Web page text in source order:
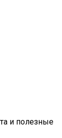
и полезные